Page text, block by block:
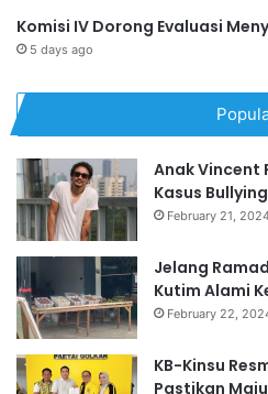
Komisi IV Dorong Evaluasi
5 days ago
Anak Vincent
Kasus
February 21,
Jelang
Kutim Alami
February 22,
KB-Kinsu
Pastikan